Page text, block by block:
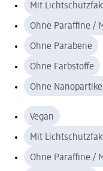
Mit
Ohne Paraffine /
Ohne Parabene
Ohne Farbstoffe
Ohne
Vegan
Mit
Ohne Paraffine /